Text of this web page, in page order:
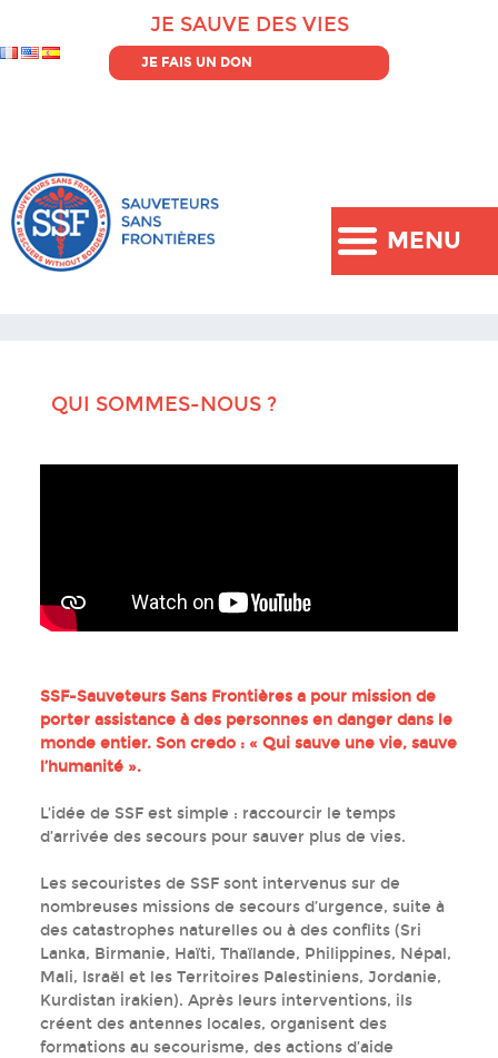
MENU
JE SAUVE DES VIES
JE FAIS UN DON
QUI SOMMES-NOUS ?
SSF-Sauveteurs Sans Frontières a pour mission de
porter assistance à des personnes en danger dans le
monde entier. Son credo : « Qui sauve une vie, sauve
l’humanité ».
L’idée de SSF est simple : raccourcir le temps
d’arrivée des secours pour sauver plus de vies.
Les secouristes de SSF sont intervenus sur de
nombreuses missions de secours d’urgence, suite à
des catastrophes naturelles ou à des conflits (Sri
Lanka, Birmanie, Haïti, Thaïlande, Philippines, Népal,
Mali, Israël et les Territoires Palestiniens, Jordanie,
Kurdistan irakien). Après leurs interventions, ils
créent des antennes locales, organisent des
formations au secourisme, des actions d’aide